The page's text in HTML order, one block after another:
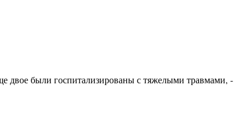
двое были госпитализированы с тяжелыми травмами, -